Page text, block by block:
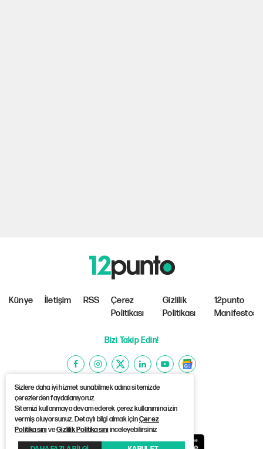
Sizlere daha iyi hizmet sunabilmek adına sitemizde
çerezlerden faydalanıyoruz.
Sitemizi kullanmaya devam ederek çerez kullanımına izin
vermiş oluyorsunuz. Detaylı bilgi almak içinÇerez
PolitikasınıveGizlilik Politikasınıinceleyebilirsiniz
Künye İletişim RSS
Çerez
Politikası
Gizlilik
Politikası
12punto
Manifestosu
Bizi Takip Edin!
©Copyright 2026 12punto